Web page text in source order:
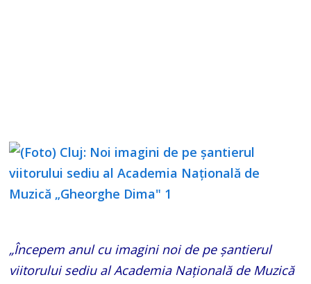
„Începem anul cu imagini noi de pe șantierul
viitorului sediu al Academia Națională de Muzică